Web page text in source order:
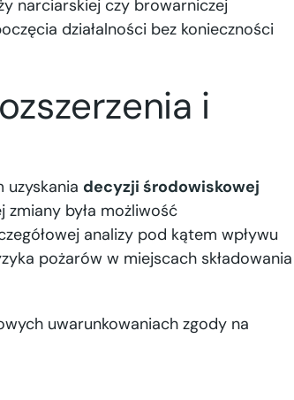
narciarskiej czy browarniczej
działalności bez konieczności
i
uzyskania decyzji środowiskowej
była możliwość
analizy pod kątem wpływu
pożarów w miejscach składowania
uwarunkowaniach zgody na